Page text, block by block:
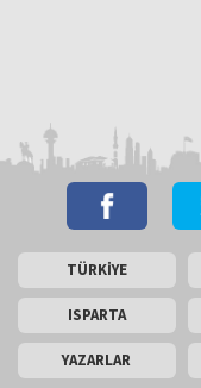
TÜRKİYE
ISPARTA
YAZARLAR